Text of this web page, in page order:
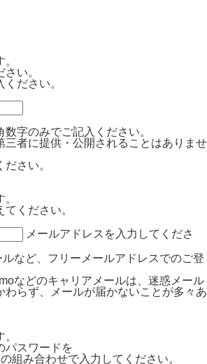
い。
ださい。
字のみでご記入ください。
三者に提供・公開されることはありませ
さい。
ください。
メールアドレスを入力してくださ
など、フリーメールアドレスでのご登
などのキャリアメールは、迷惑メール
わらず、メールが届かないことが多々あ
パスワードを
組み合わせで入力してください。